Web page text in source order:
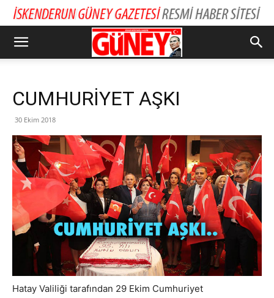
CUMHURİYET AŞKI
30 Ekim 2018
Hatay Valiliği tarafından 29 Ekim Cumhuriyet